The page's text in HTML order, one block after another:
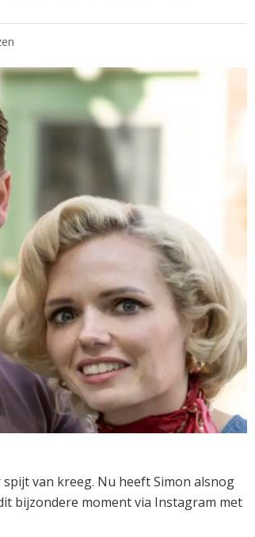
van kreeg. Nu heeft Simon alsnog
bijzondere moment via Instagram met